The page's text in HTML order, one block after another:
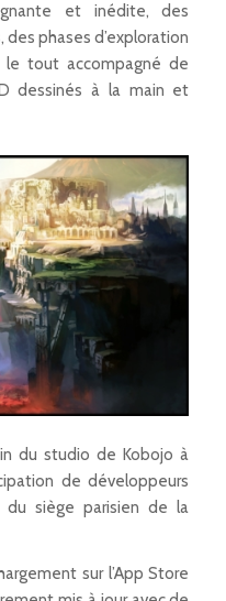
et inédite, des
phases d’exploration
tout accompagné de
dessinés à la main et
du studio de Kobojo à
de développeurs
siège parisien de la
sur l’App Store